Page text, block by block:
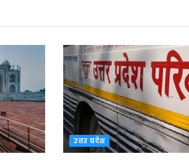
उत्तर प्रदेश